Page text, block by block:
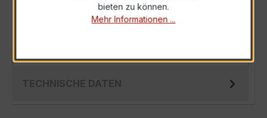
Der XKBR 42 500/1A 5VA Kl.1FS5 ist ein
kompakter, hochpräziser Kabelumbau-
TECHNISCHE DATEN
bieten zu können.
Mehr Informationen ...